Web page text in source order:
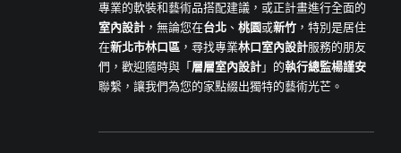
專業的軟裝和藝術品搭配建議，或正計畫進行全面的
室內設計 ，無論您在台北 、 桃園或新竹 ，特別是居住
在新北市林口區 ，尋找專業林口室內設計服務的朋友
們，歡迎隨時與「層層室內設計」的執行總監楊謹安
聯繫，讓我們為您的家點綴出獨特的藝術光芒。